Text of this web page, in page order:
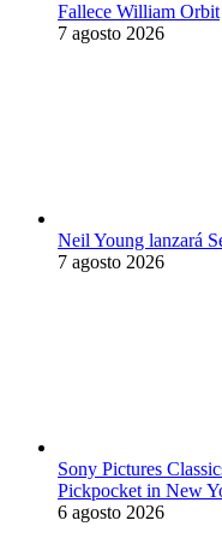
Fallece William Orbit
7 agosto 2026
Neil Young lanzará
7 agosto 2026
Sony Pictures
Pickpocket in New
6 agosto 2026